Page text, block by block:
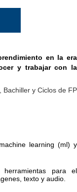
en la era
y trabajar con la
Bachiller y Ciclos de FP
learning (ml) y
para el
texto y audio.